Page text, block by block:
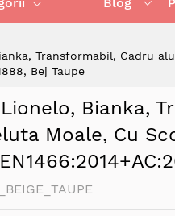
Transformabil, Cadru
Bej Taupe
Bianka,
Moale, Cu